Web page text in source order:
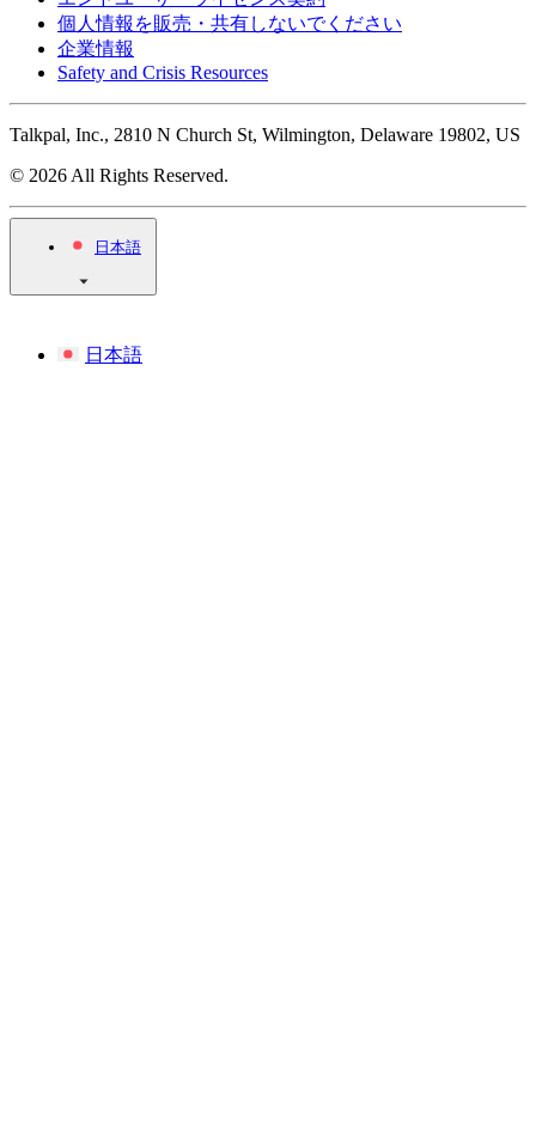
個人情報を販売・共有しないでください
企業情報
Safety and Crisis Resources
Talkpal, Inc., 2810 N Church St, Wilmington, Delaware 19802, US
© 2026 All Rights Reserved.
日本語
日本語